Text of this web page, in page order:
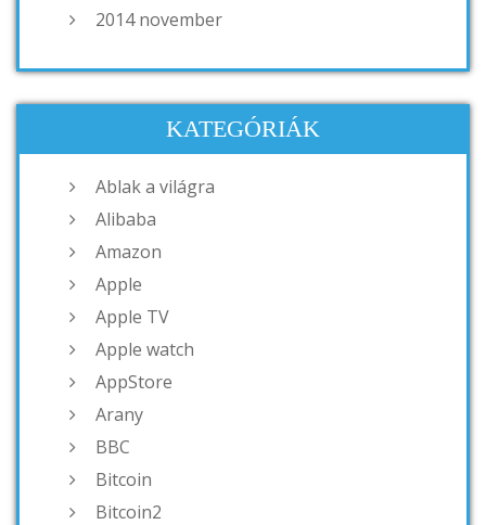
2014 november
KATEGÓRIÁK
Ablak a világra
Alibaba
Amazon
Apple
Apple TV
Apple watch
AppStore
Arany
BBC
Bitcoin
Bitcoin2